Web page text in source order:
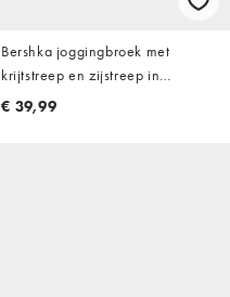
Bershka joggingbroek met
krijtstreep en zijstreep in
gewassen grijs
€ 39,99